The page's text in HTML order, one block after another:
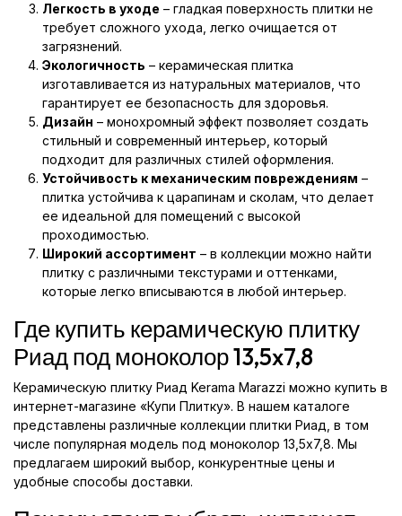
Легкость в уходе – гладкая поверхность плитки не
требует сложного ухода, легко очищается от
загрязнений.
Экологичность – керамическая плитка
изготавливается из натуральных материалов, что
гарантирует ее безопасность для здоровья.
Дизайн – монохромный эффект позволяет создать
стильный и современный интерьер, который
подходит для различных стилей оформления.
Устойчивость к механическим повреждениям –
плитка устойчива к царапинам и сколам, что делает
ее идеальной для помещений с высокой
проходимостью.
Широкий ассортимент – в коллекции можно найти
плитку с различными текстурами и оттенками,
которые легко вписываются в любой интерьер.
Где купить керамическую плитку
Риад под моноколор 13,5x7,8
Керамическую плитку Риад Kerama Marazzi можно купить в
интернет-магазине «Купи Плитку». В нашем каталоге
представлены различные коллекции плитки Риад, в том
числе популярная модель под моноколор 13,5x7,8. Мы
предлагаем широкий выбор, конкурентные цены и
удобные способы доставки.